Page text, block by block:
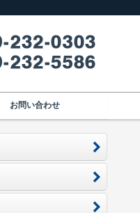
お問い合わせ